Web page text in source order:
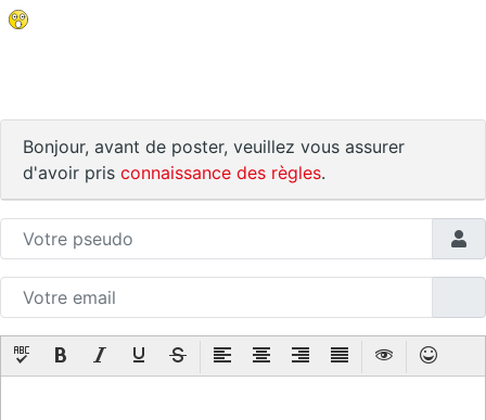
Bonjour, avant de poster, veuillez vous assurer
d'avoir pris connaissance des règles.